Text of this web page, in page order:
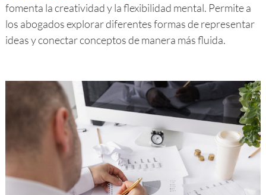
fomenta la creatividad y la flexibilidad mental. Permite a
los abogados explorar diferentes formas de representar
ideas y conectar conceptos de manera más fluida.